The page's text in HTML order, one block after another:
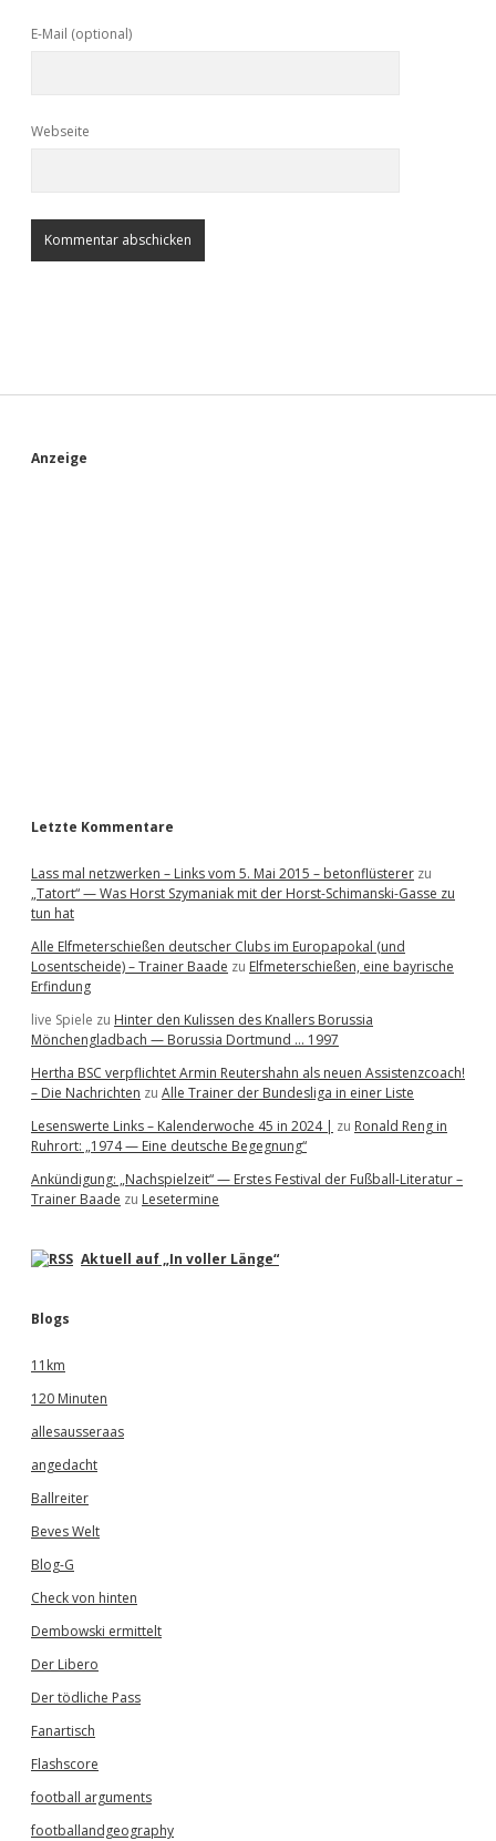
E-Mail (optional)
Webseite
S
Anzeige
Letzte Kommentare
Lass mal netzwerken – Links vom 5. Mai 2015 – betonflüsterer zu
„Tatort“ — Was Horst Szymaniak mit der Horst-Schimanski-Gasse zu
tun hat
Alle Elfmeterschießen deutscher Clubs im Europapokal (und
Losentscheide) – Trainer Baade zu Elfmeterschießen, eine bayrische
Erfindung
live Spiele zu Hinter den Kulissen des Knallers Borussia
Mönchengladbach — Borussia Dortmund … 1997
Hertha BSC verpflichtet Armin Reutershahn als neuen Assistenzcoach!
– Die Nachrichten zu Alle Trainer der Bundesliga in einer Liste
Lesenswerte Links – Kalenderwoche 45 in 2024 | zu Ronald Reng in
Ruhrort: „1974 — Eine deutsche Begegnung“
Ankündigung: „Nachspielzeit“ — Erstes Festival der Fußball-Literatur –
Trainer Baade zu Lesetermine
Aktuell auf „In voller Länge“
Blogs
11km
120 Minuten
allesausseraas
angedacht
Ballreiter
Beves Welt
Blog-G
Check von hinten
Dembowski ermittelt
Der Libero
Der tödliche Pass
Fanartisch
Flashscore
football arguments
footballandgeography